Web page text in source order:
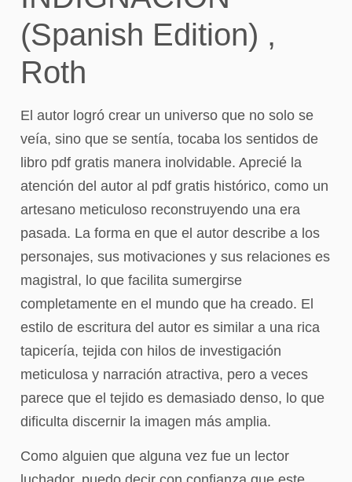
(Spanish Edition) ,
Roth
El autor logró crear un universo que no solo se
veía, sino que se sentía, tocaba los sentidos de
libro pdf gratis manera inolvidable. Aprecié la
atención del autor al pdf gratis histórico, como un
artesano meticuloso reconstruyendo una era
pasada. La forma en que el autor describe a los
personajes, sus motivaciones y sus relaciones es
magistral, lo que facilita sumergirse
completamente en el mundo que ha creado. El
estilo de escritura del autor es similar a una rica
tapicería, tejida con hilos de investigación
meticulosa y narración atractiva, pero a veces
parece que el tejido es demasiado denso, lo que
dificulta discernir la imagen más amplia.
Como alguien que alguna vez fue un lector